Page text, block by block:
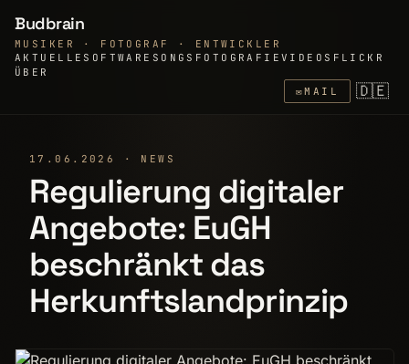
Budbrain
MUSIKER · FOTOGRAF · ENTWICKLER
AKTUELLE SOFTWARE SONGS FOTOGRAFIEVIDEOS FLICKR
ÜBER
✉MAIL 🇩🇪
17.06.2026 · NEWS
Regulierung digitaler
Angebote: EuGH
beschränkt das
Herkunftslandprinzip